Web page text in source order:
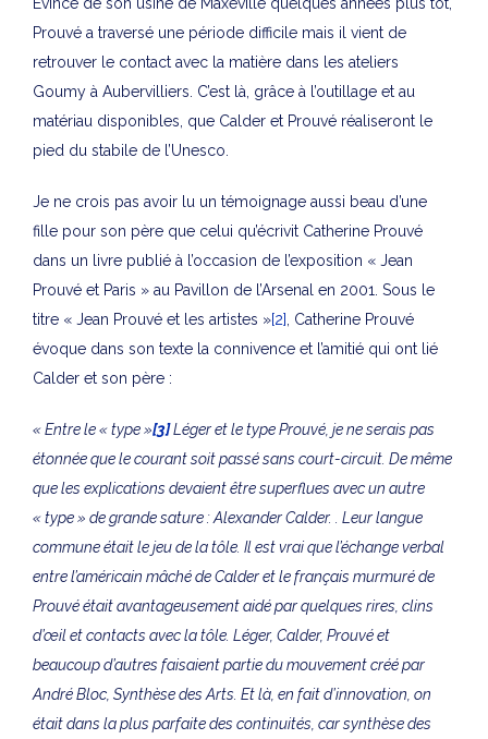
Évincé de son usine de Maxéville quelques années plus tôt,
Prouvé a traversé une période difficile mais il vient de
retrouver le contact avec la matière dans les ateliers
Goumy à Aubervilliers. C’est là, grâce à l’outillage et au
matériau disponibles, que Calder et Prouvé réaliseront le
pied du stabile de l’Unesco.
Je ne crois pas avoir lu un témoignage aussi beau d’une
fille pour son père que celui qu’écrivit Catherine Prouvé
dans un livre publié à l’occasion de l’exposition « Jean
Prouvé et Paris » au Pavillon de l’Arsenal en 2001. Sous le
titre « Jean Prouvé et les artistes »[2], Catherine Prouvé
évoque dans son texte la connivence et l’amitié qui ont lié
Calder et son père :
« Entre le « type »[3]Léger et le type Prouvé, je ne serais pas
étonnée que le courant soit passé sans court-circuit. De même
que les explications devaient être superflues avec un autre
« type » de grande sature : Alexander Calder. . Leur langue
commune était le jeu de la tôle. Il est vrai que l’échange verbal
entre l’américain mâché de Calder et le français murmuré de
Prouvé était avantageusement aidé par quelques rires, clins
d’œil et contacts avec la tôle. Léger, Calder, Prouvé et
beaucoup d’autres faisaient partie du mouvement créé par
André Bloc, Synthèse des Arts. Et là, en fait d’innovation, on
était dans la plus parfaite des continuités, car synthèse des